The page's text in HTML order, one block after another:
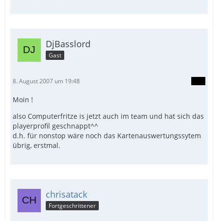
DjBasslord
Gast
8. August 2007 um 19:48
Moin !
also Computerfritze is jetzt auch im team und hat sich das
playerprofil geschnappt^^
d.h. für nonstop wäre noch das Kartenauswertungssytem
übrig, erstmal.
chrisatack
Fortgeschrittener